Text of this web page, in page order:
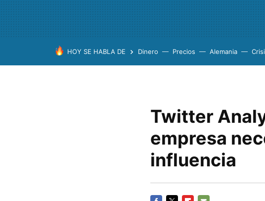
HOY SE HABLA DE Dinero Precios Alemania
Twitter
empresa
influencia